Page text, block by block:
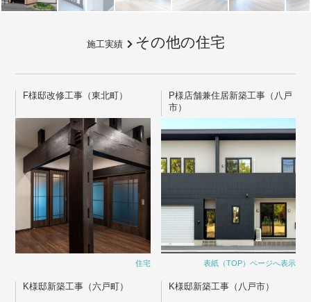
施工実績 その他の住宅
F様邸改修工事（東北町）
住宅
P様店舗兼住居新築工事（八戸
市）
表紙（TOP）ページへ表示
K様邸新築工事（六戸町） K様邸新築工事（八戸市）